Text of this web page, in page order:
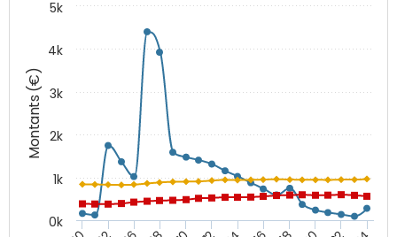
Montants (€)
0k
1k
2k
3k
4k
5k